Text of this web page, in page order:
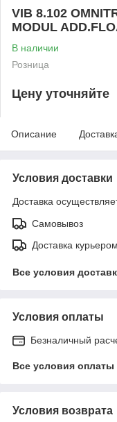
VIB 8.102
MODUL
В наличии
Розница
Цену уточняйте
Описание
Условия доставки
Доставка
Самовывоз
Доставка курьером
Все условия
Условия оплаты
Безналичный
Все условия оплаты
Условия возврата